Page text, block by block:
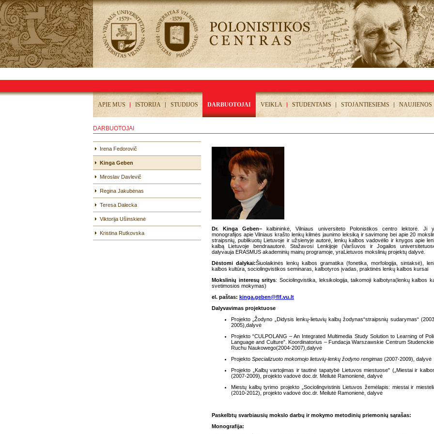
APIE MUS ISTORIJA STUDIJOS DARBUOTOJAI VEIKLA STUDENTAMS STOJANTIESIEMS NAUJIENOS
DARBUOTOJAI
Irena Fedorovič
Kinga Geben
Miroslav Davlevič
Regina Jakubėnas
Teresa Dalecka
Viktorija Ušinskienė
Kristina Rutkovska
Dr. Kinga Geben–kalbininkė, Vilniaus universiteto Polonistikos centro lektorė. Ji
monografijos apie Vilniaus krašto lenkų kilmės jaunimo leksiką ir savimonę bei apie 20
straipsnių, publikuotų Lietuvoje ir užsienyje autorė, lenkų kalbos vadovėlio ir knygos apie
kalbą Lietuvoje bendraautorė. Stažavosi Lenkijoje (Varšuvos ir Jogailos
dalyvauja ERASMUS akademinių mainų programoje, yraLietuvos mokslinių projektų dalyvė.
Dėstomi dalykai:Šiuolaikinės lenkų kalbos gramatika (fonetika, morfologija, sintaksė),
kalbos kultūra, sociolingvistikos seminaras, kalbotyros įvadas, praktinės lenkų kalbos kursai
Mokslinių interesų sritys: Sociolingvistika, leksikologija, taikomoji kalbotyra(lenkų kalbos
svetimosios mokymas)
el. paštas: kinga.geben@flf.vu.lt
Dalyvavimas projektuose
Projekto „Žodyno „Didysis lenkų-lietuvių kalbų žodynas“straipsnių sudarymas“
2005),dalyvė
Projekto “CULPOLANG – An Integrated Multimedia Study Solution to Learning of
Language and Culture”. Koordinatorius – Fundacja Warszawskie Centrum
Ruchu Naukowego(2004-2007),dalyvė
Projekto Specializuoto mokomojo lietuvių-lenkų žodyno rengimas (2007-2009), dalyvė
Projekto „Kalbų vartojimas ir tautinė tapatybė Lietuvos miestuose" („Miestai ir
(2007-2009), projekto vadovė doc.dr. Meilutė Ramonienė, dalyvė
Miestų kalbų tyrimo projekto „Sociolingvistinis Lietuvos žemėlapis: miestai ir
(2010-2012), projekto vadovė doc.dr. Meilutė Ramonienė, dalyvė
Paskelbtų svarbiausių mokslo darbų ir mokymo metodinių priemonių sąrašas:
Monografija: